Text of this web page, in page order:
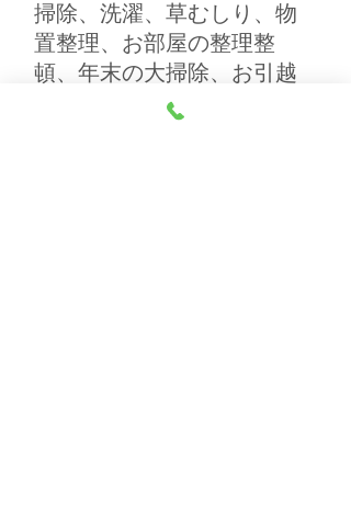
掃除、洗濯、草むしり、物
置整理、お部屋の整理整
頓、年末の大掃除、お引越
しのお手伝い、お引越し時